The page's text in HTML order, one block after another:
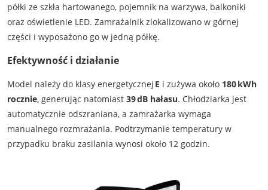
półki ze szkła hartowanego, pojemnik na warzywa, balkoniki
oraz oświetlenie LED. Zamrażalnik zlokalizowano w górnej
części i wyposażono go w jedną półkę.
Efektywność i działanie
Model należy do klasy energetycznej E i zużywa około 180 kWh
rocznie, generując natomiast 39 dB hałasu. Chłodziarka jest
automatycznie odszraniana, a zamrażarka wymaga
manualnego rozmrażania. Podtrzymanie temperatury w
przypadku braku zasilania wynosi około 12 godzin.